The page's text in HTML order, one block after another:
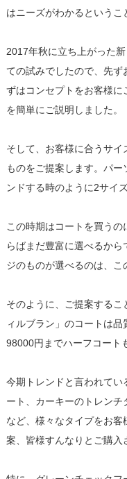
はニーズがわかるというこ
2017年秋に立ち上がった
ての試みでしたので、先
ずはコンセプトをお客様
を簡単にご説明しました。
そして、お客様に合うサ
ものをご提案します。パ
ンドする時のように2サイ
この時期はコートを買う
らばまだ豊富に選べるか
ジのものが選べるのは、こ
そのように、ご提案する
ィルブラン」のコートは
98000円までハーフコート
今期トレンドと言われてい
ート、カーキーのトレン
など、様々なタイプをお
案、皆様すんなりとご購入